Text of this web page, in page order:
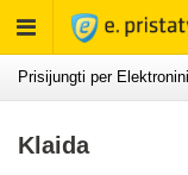
Rodyti
meniu
Prisijungti per
Klaida